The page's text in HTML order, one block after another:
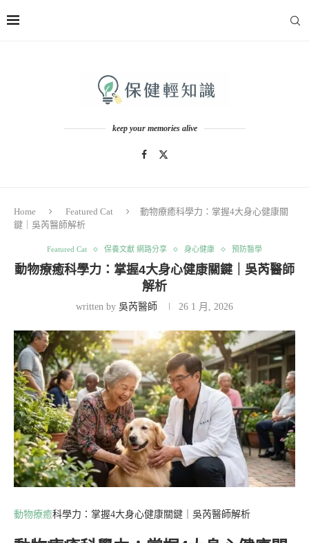
keep your memories alive
Home Featured Cat
動物療癒科學力：掌握4大身心健康關
鍵｜吳芮醫師解析
Featured Cat 保養文獻 網路分享 身心健康 預防醫學
動物療癒科學力：掌握4大身心健康關鍵｜吳芮醫師
解析
written by 吳芮醫師 26 1 月, 2026
動物療癒科學力：掌握4大身心健康關鍵｜吳芮醫師解析